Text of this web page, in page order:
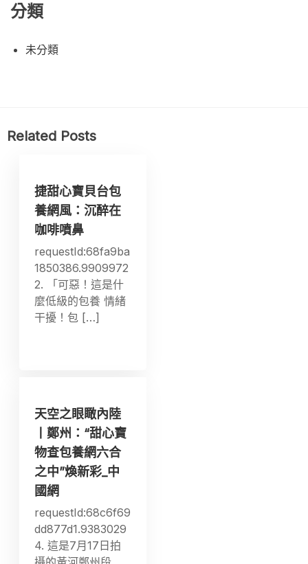
分類
未分類
Related Posts
捷甜心寶貝台包
養網風：沉醉在
咖啡噴鼻
requestId:68fa9ba
1850386.9909972
2. 「可惡！這是什
麼低級的包養 情緒
干擾！包 […]
天空之眼瞰內陸
丨鄭州：“甜心寶
物查包養網六合
之中”煥新彩_中
國網
requestId:68c6f69
dd877d1.9383029
4. 這是7月17日拍